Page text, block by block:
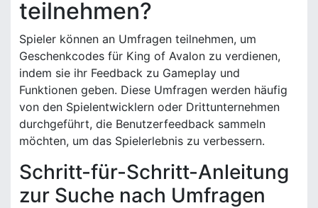
teilnehmen?
Spieler können an Umfragen teilnehmen, um
Geschenkcodes für King of Avalon zu verdienen,
indem sie ihr Feedback zu Gameplay und
Funktionen geben. Diese Umfragen werden häufig
von den Spielentwicklern oder Drittunternehmen
durchgeführt, die Benutzerfeedback sammeln
möchten, um das Spielerlebnis zu verbessern.
Schritt-für-Schritt-Anleitung
zur Suche nach Umfragen